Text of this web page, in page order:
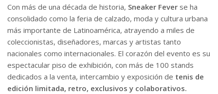
Con más de una década de historia, Sneaker Fever se ha
consolidado como la feria de calzado, moda y cultura urbana
más importante de Latinoamérica, atrayendo a miles de
coleccionistas, diseñadores, marcas y artistas tanto
nacionales como internacionales. El corazón del evento es su
espectacular piso de exhibición, con más de 100 stands
dedicados a la venta, intercambio y exposición de tenis de
edición limitada, retro, exclusivos y colaborativos.